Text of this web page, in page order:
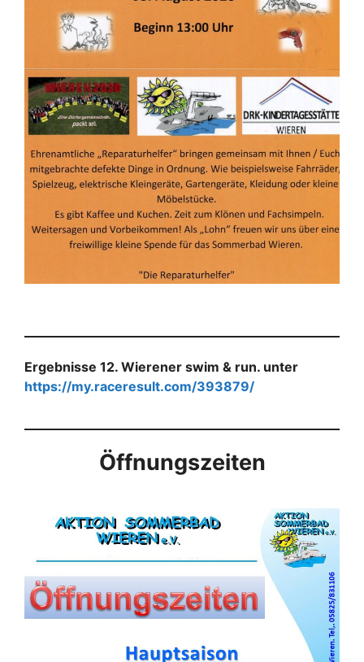
Ergebnisse 12. Wierener swim & run. unter
https://my.raceresult.com/393879/
Öffnungszeiten